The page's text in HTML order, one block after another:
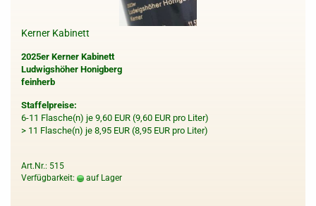
Kerner Kabinett
2025er Kerner Kabinett
Ludwigshöher Honigberg
feinherb
Staffelpreise:
6-11 Flasche(n) je 9,60 EUR (9,60 EUR pro Liter)
> 11 Flasche(n) je 8,95 EUR (8,95 EUR pro Liter)
Art.Nr.: 515
Verfügbarkeit:
auf Lager